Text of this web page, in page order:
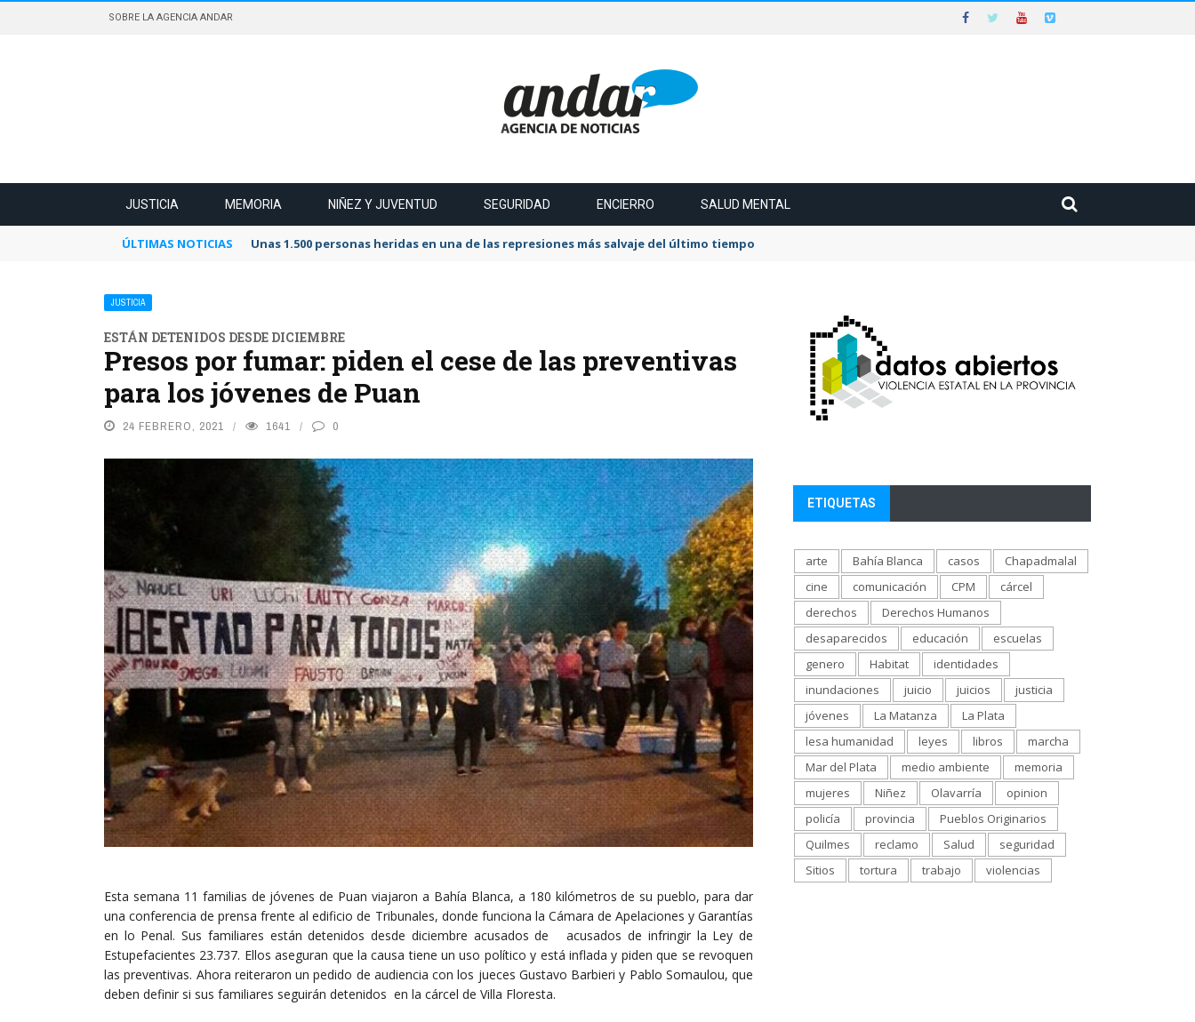
SOBRE LA AGENCIA ANDAR
JUSTICIA MEMORIA NIÑEZ Y JUVENTUD SEGURIDAD ENCIERRO SALUD MENTAL
ÚLTIMAS NOTICIAS Unas 1.500 personas heridas en una de las represiones más salvaje del último tiempo
JUSTICIA
ESTÁN DETENIDOS DESDE DICIEMBRE
Presos por fumar: piden el cese de las preventivas
para los jóvenes de Puan
24 FEBRERO, 2021 1641 0
Esta semana 11 familias de jóvenes de Puan viajaron a Bahía Blanca, a 180 kilómetros de su pueblo, para dar
una conferencia de prensa frente al edificio de Tribunales, donde funciona la Cámara de Apelaciones y Garantías
en lo Penal. Sus familiares están detenidos desde diciembre acusados de acusados de infringir la Ley de
Estupefacientes 23.737. Ellos aseguran que la causa tiene un uso político y está inflada y piden que se revoquen
las preventivas. Ahora reiteraron un pedido de audiencia con los jueces Gustavo Barbieri y Pablo Somaulou, que
deben definir si sus familiares seguirán detenidos en la cárcel de Villa Floresta.
ETIQUETAS
arte Bahía Blanca casos
Chapadmalal
cine
comunicación CPM
cárcel
derechos
Derechos Humanos
desaparecidos
educación
escuelas
genero
Habitat
identidades
inundaciones
juicio juicios
justicia
jóvenes
La Matanza
La Plata
lesa humanidad
leyes libros
marcha
Mar del Plata
medio ambiente
memoria
mujeres
Niñez Olavarría
opinion
policía
provincia
Pueblos Originarios
Quilmes
reclamo Salud
seguridad
Sitios
tortura trabajo violencias